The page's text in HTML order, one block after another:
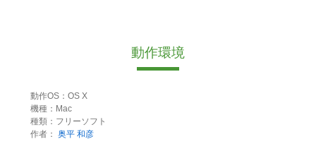
動作環境
動作OS：OS X
機種：Mac
種類：フリーソフト
作者： 奥平 和彦